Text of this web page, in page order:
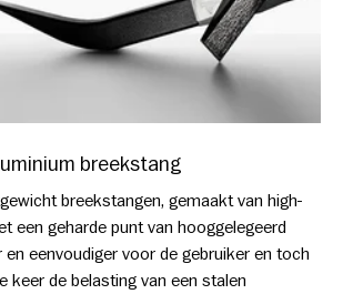
breekstang
breekstangen, gemaakt van high-
een geharde punt van hooggelegeerd
eenvoudiger voor de gebruiker en toch
keer de belasting van een stalen